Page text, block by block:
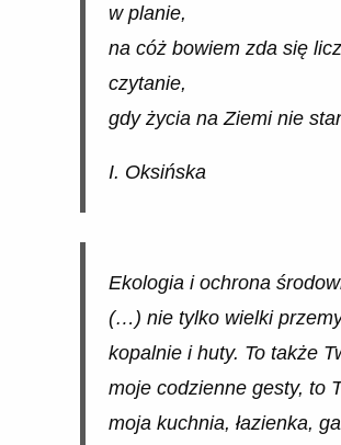
w planie,
na cóż bowiem zda się
czytanie,
gdy życia na Ziemi nie
I. Oksińska
Ekologia i ochrona
(…) nie tylko wielki
kopalnie i huty. To także
moje codzienne gesty, to
moja kuchnia, łazienka,